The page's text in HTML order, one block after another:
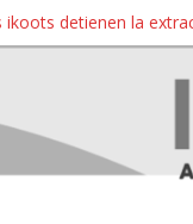
detienen la
afecta a
por la
Leyva se
Oaxaca de